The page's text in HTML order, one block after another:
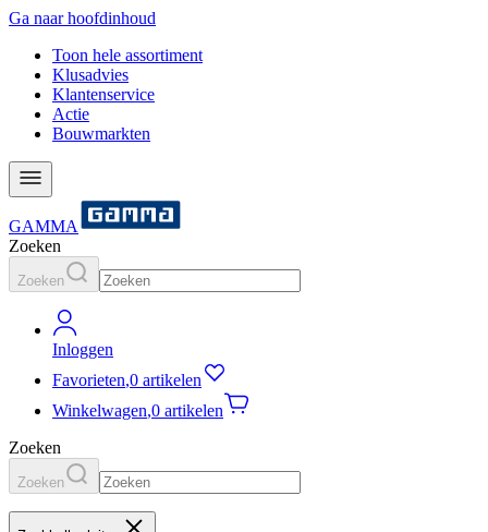
Ga naar hoofdinhoud
Toon hele assortiment
Klusadvies
Klantenservice
Actie
Bouwmarkten
GAMMA
Zoeken
Zoeken
Inloggen
Favorieten,0 artikelen
Winkelwagen,0 artikelen
Zoeken
Zoeken